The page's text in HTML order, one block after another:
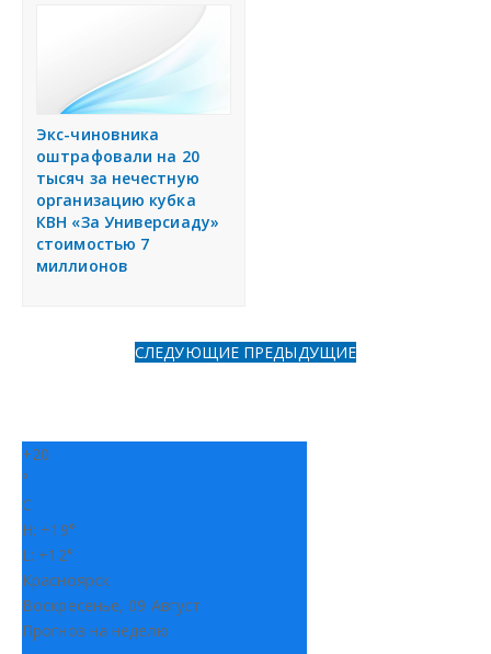
Экс-чиновника
оштрафовали на 20
тысяч за нечестную
организацию кубка
КВН «За Универсиаду»
стоимостью 7
миллионов
СЛЕДУЮЩИЕ ПРЕДЫДУЩИЕ
+20
°
C
H: +19°
L: +12°
Красноярск
Воскресенье, 09 Август
Прогноз на неделю